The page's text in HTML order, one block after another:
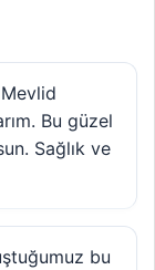
Mevlid
Bu güzel
Sağlık ve
bu